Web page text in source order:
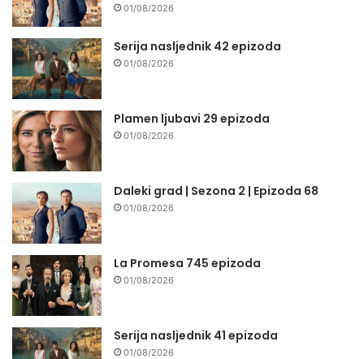
01/08/2026
Serija nasljednik 42 epizoda
01/08/2026
Plamen ljubavi 29 epizoda
01/08/2026
Daleki grad | Sezona 2 | Epizoda 68
01/08/2026
La Promesa 745 epizoda
01/08/2026
Serija nasljednik 41 epizoda
01/08/2026